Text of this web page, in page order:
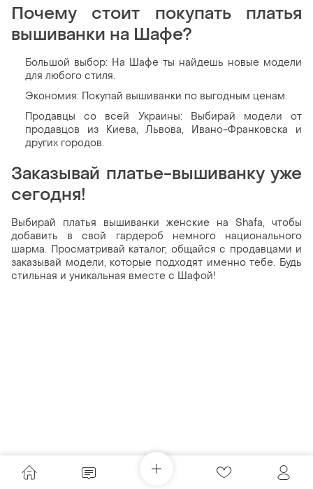
Почему стоит покупать платья
вышиванки на Шафе?
Большой выбор: На Шафе ты найдешь новые модели
для любого стиля.
Экономия: Покупай вышиванки по выгодным ценам.
Продавцы со всей Украины: Выбирай модели от
продавцов из Киева, Львова, Ивано-Франковска и
других городов.
Заказывай платье-вышиванку уже
сегодня!
Выбирай платья вышиванки женские на Shafa, чтобы
добавить в свой гардероб немного национального
шарма. Просматривай каталог, общайся с продавцами и
заказывай модели, которые подходят именно тебе. Будь
стильная и уникальная вместе с Шафой!